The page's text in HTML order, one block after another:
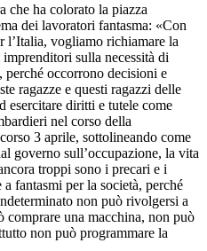
che ha colorato la piazza
dei lavoratori fantasma: «Con
l’Italia, vogliamo richiamare la
sulla necessità di
perché occorrono decisioni e
ragazze e questi ragazzi delle
esercitare diritti e tutele come
nel corso della
3 aprile, sottolineando come
governo sull’occupazione, la vita
troppi sono i precari e i
fantasmi per la società, perché
non può rivolgersi a
comprare una macchina, non può
non può programmare la